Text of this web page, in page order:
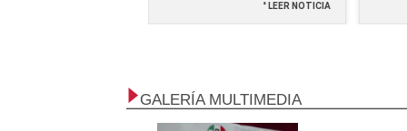
° LEER NOTICIA
GALERÍA MULTIMEDIA